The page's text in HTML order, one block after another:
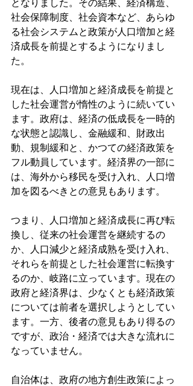
となりました。その結果、経済構造、
社会保障制度、社会資本など、あらゆ
る社会システムと政策が人口増加と経
済成長を前提とするようになりまし
た。
現在は、人口増加と経済成長を前提と
した社会運営が惰性のように続いてい
ます。政府は、経済の低成長を一時的
な状態と認識し、金融緩和、財政出
動、規制緩和と、かつての経済政策を
フル動員しています。経済界の一部に
は、海外から移民を受け入れ、人口増
加を図るべきとの意見もあります。
つまり、人口増加と経済成長に再び転
換し、従来の社会運営を継続するの
か、人口減少と経済成熟を受け入れ、
それらを前提とした社会運営に転換す
るのか、岐路に立っています。現在の
政府と経済界は、少なくとも経済政策
については前者を選択しようとしてい
ます。一方、後者の意見もあり得るの
ですが、政治・経済では大きな流れに
なっていません。
自治体は、政府の地方創生政策によっ